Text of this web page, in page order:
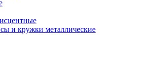
и кружки металлические